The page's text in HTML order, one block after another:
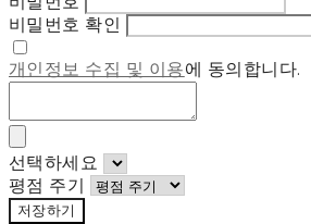
비밀번호 확인
개인정보 수집 및 이용에 동의합니다.
선택하세요
평점 주기
저장하기